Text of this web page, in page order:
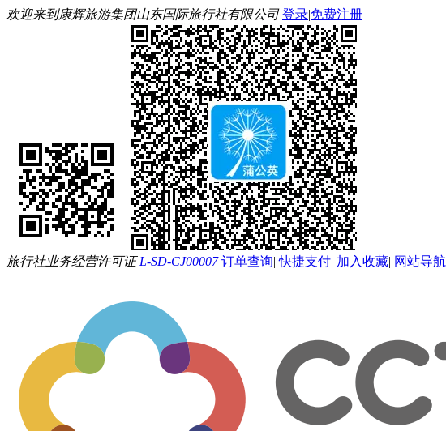
欢迎来到康辉旅游集团山东国际旅行社有限公司登录|免费注册
旅行社业务经营许可证L-SD-CJ00007 订单查询|快捷支付| 加入收藏| 网站导航